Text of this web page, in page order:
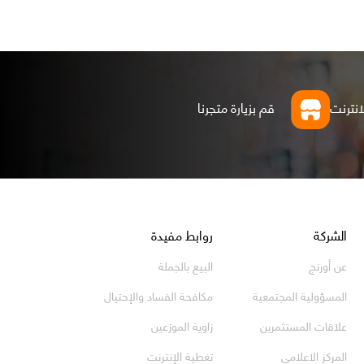
قم بزيارة متجرنا
الشركة
عن أورنج
المسؤولية المجتمعية
علاقات المستثمرين
المركز الاعلامي
روابط مفيدة
البيع بالجملة
مكافحة الفساد والإحتيال
زاوية الموزعين
تغطية الإنترنت